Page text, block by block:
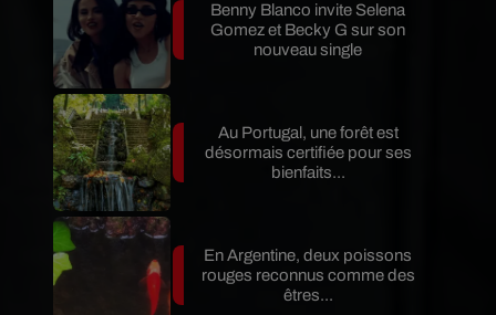
Benny Blanco invite Selena
Gomez et Becky G sur son
nouveau single
Au Portugal, une forêt est
désormais certifiée pour ses
bienfaits...
En Argentine, deux poissons
rouges reconnus comme des
êtres...